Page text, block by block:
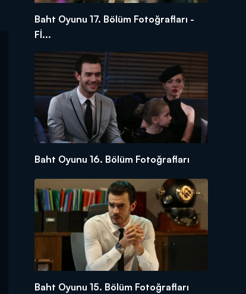
Baht Oyunu 17. Bölüm Fotoğrafları -
Fİ...
Baht Oyunu 16. Bölüm Fotoğrafları
Baht Oyunu 15. Bölüm Fotoğrafları